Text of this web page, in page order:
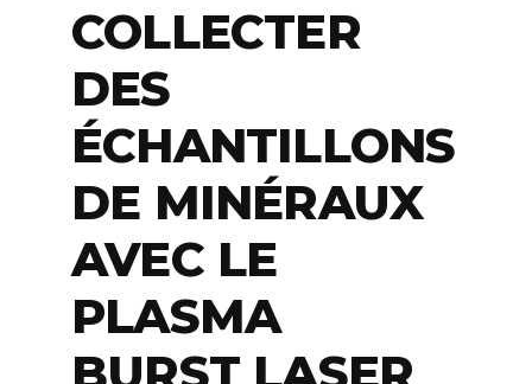
COLLECTER
DES
ÉCHANTILLONS
DE MINÉRAUX
AVEC LE
PLASMA